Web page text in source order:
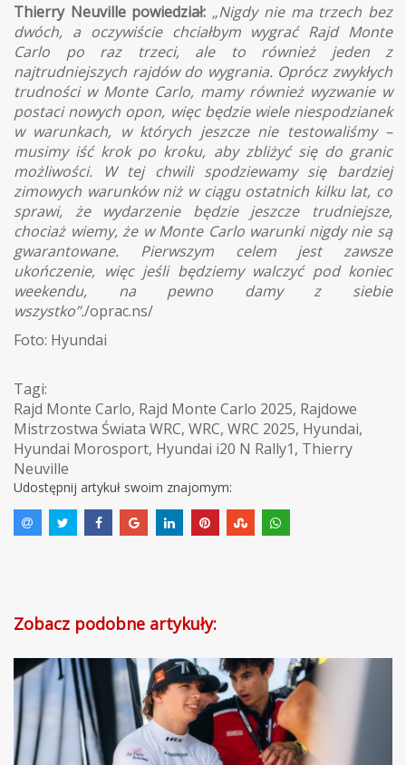
Thierry Neuville powiedział: „Nigdy nie ma trzech bez
dwóch, a oczywiście chciałbym wygrać Rajd Monte
Carlo po raz trzeci, ale to również jeden z
najtrudniejszych rajdów do wygrania. Oprócz zwykłych
trudności w Monte Carlo, mamy również wyzwanie w
postaci nowych opon, więc będzie wiele niespodzianek
w warunkach, w których jeszcze nie testowaliśmy –
musimy iść krok po kroku, aby zbliżyć się do granic
możliwości. W tej chwili spodziewamy się bardziej
zimowych warunków niż w ciągu ostatnich kilku lat, co
sprawi, że wydarzenie będzie jeszcze trudniejsze,
chociaż wiemy, że w Monte Carlo warunki nigdy nie są
gwarantowane. Pierwszym celem jest zawsze
ukończenie, więc jeśli będziemy walczyć pod koniec
weekendu, na pewno damy z siebie
wszystko”./oprac.ns/
Foto: Hyundai
Tagi:
Rajd Monte Carlo, Rajd Monte Carlo 2025, Rajdowe
Mistrzostwa Świata WRC, WRC, WRC 2025, Hyundai,
Hyundai Morosport, Hyundai i20 N Rally1, Thierry
Neuville
Udostępnij artykuł swoim znajomym:
Zobacz podobne artykuły: